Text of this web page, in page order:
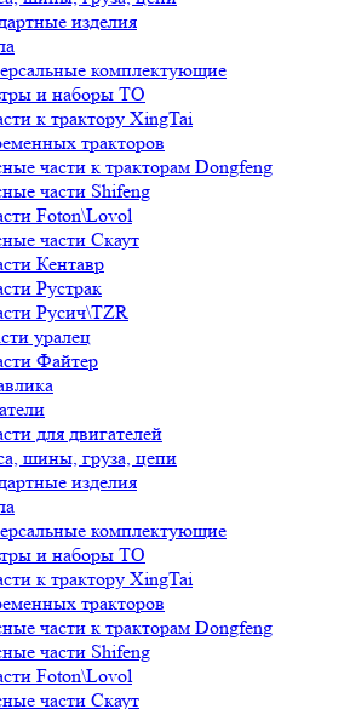
изделия
комплектующие
и наборы ТО
к трактору XingTai
тракторов
части к тракторам Dongfeng
части Shifeng
Foton\Lovol
части Скаут
Кентавр
Рустрак
Русич\TZR
уралец
Файтер
для двигателей
шины, груза, цепи
изделия
комплектующие
и наборы ТО
к трактору XingTai
тракторов
части к тракторам Dongfeng
части Shifeng
Foton\Lovol
части Скаут